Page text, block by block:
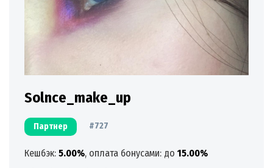
Solnce_make_up
Партнер #727
Кешбэк: 5.00%, оплата бонусами: до 15.00%